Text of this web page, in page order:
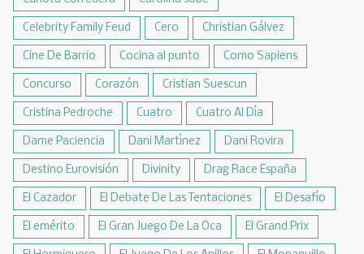
Celebrity Family Feud Cero Christian Gálvez
Cine De Barrio Cocina al punto Como Sapiens
Concurso Corazón Cristian Suescun
Cristina Pedroche Cuatro Cuatro Al Día
Dame Paciencia Dani Martínez Dani Rovira
Destino Eurovisión Divinity Drag Race España
El Cazador El Debate De Las Tentaciones El Desafío
El emérito El Gran Juego De La Oca El Grand Prix